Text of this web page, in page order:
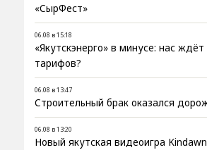
«СырФест»
06.08 в 15:18
«Якутскэнерго» в минусе: нас
тарифов?
06.08 в 13:47
Строительный брак оказался
06.08 в 13:20
Новый якутская видеоигра